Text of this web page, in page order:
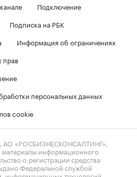
Подключение
Подписка на РБК
Информация об ограничениях
прав
персональных данных
cookie
«РОСБИЗНЕСКОНСАЛТИНГ»,
материалы информационного
о регистрации средства
Федеральной службой